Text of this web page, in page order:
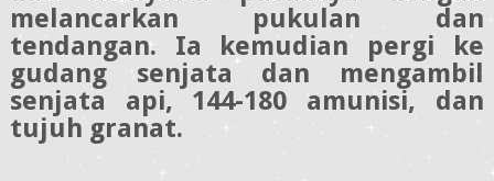
melancarkan pukulan dan
tendangan. Ia kemudian pergi ke
gudang senjata dan mengambil
senjata api, 144-180 amunisi, dan
tujuh granat.